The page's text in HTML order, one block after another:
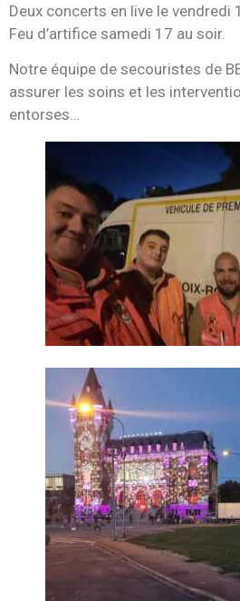
Deux concerts en live le vendredi
Feu d’artifice samedi 17 au soir.
Notre équipe de secouristes de
assurer les soins et les
entorses…